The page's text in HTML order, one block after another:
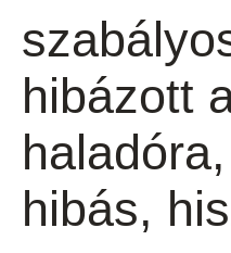
hibázott
hibás,